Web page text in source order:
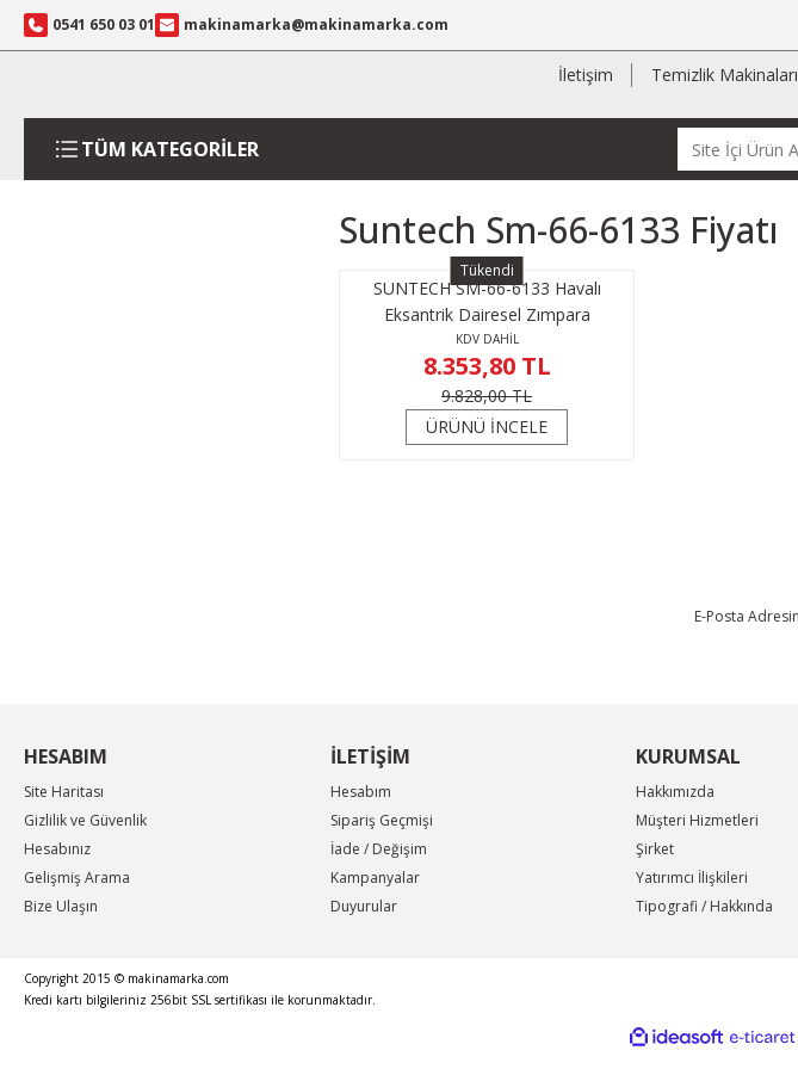
0541 650 03 01 makinamarka@makinamarka.com
İletişim Temizlik Makinaları
TÜM KATEGORİLER
Suntech Sm-66-6133 Fiyatı
Tükendi
SUNTECH SM-66-6133 Havalı
Eksantrik Dairesel Zımpara
KDV DAHİL
8.353,80 TL
9.828,00 TL
ÜRÜNÜ İNCELE
HESABIM
Site Haritası
Gizlilik ve Güvenlik
Hesabınız
Gelişmiş Arama
Bize Ulaşın
İLETİŞİM
Hesabım
Sipariş Geçmişi
İade / Değişim
Kampanyalar
Duyurular
KURUMSAL
Hakkımızda
Müşteri Hizmetleri
Şirket
Yatırımcı İlişkileri
Tipografi / Hakkında
Copyright 2015 © makinamarka.com
Kredi kartı bilgileriniz 256bit SSL sertifikası ile korunmaktadır.
ideasoft